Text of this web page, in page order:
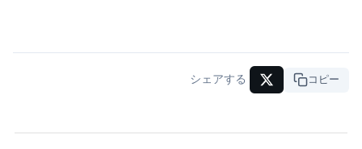
シェアする URLコピー